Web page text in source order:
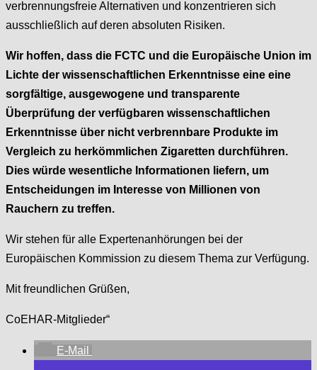
verbrennungsfreie Alternativen und konzentrieren sich
ausschließlich auf deren absoluten Risiken.
Wir hoffen, dass die FCTC und die Europäische Union im
Lichte der wissenschaftlichen Erkenntnisse eine eine
sorgfältige, ausgewogene und transparente
Überprüfung der verfügbaren wissenschaftlichen
Erkenntnisse über nicht verbrennbare Produkte im
Vergleich zu herkömmlichen Zigaretten durchführen.
Dies würde wesentliche Informationen liefern, um
Entscheidungen im Interesse von Millionen von
Rauchern zu treffen.
Wir stehen für alle Expertenanhörungen bei der
Europäischen Kommission zu diesem Thema zur Verfügung.
Mit freundlichen Grüßen,
CoEHAR-Mitglieder“
E-Mail